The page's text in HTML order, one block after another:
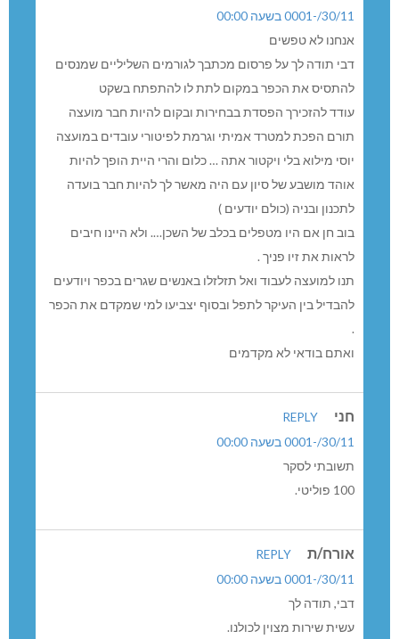
30/11/-0001 בשעה 00:00
אנחנו לא טפשים
דבי תודה לך על פרסום מכתבך לגורמים השליליים שמנסים
להתסיס את הכפר במקום לתת לו להתפתח בשקט
עודד להזכירך הפסדת בבחירות ובקום להיות חבר מועצה
תורם הפכת למטרד אמיתי וגרמת לפיטורי עובדים במועצה
יוסי מילוא בלי ויקטור אתה … כלום והרי היית הופך להיות
אוהד מושבע של סיון עם היה מאשר לך להיות חבר בועדה
לתכנון ובניה (כולם יודעים )
בוב חן אם היו מטפלים בכלב של השכן…. ולא היינו חיבים
לראות את זיו פניך .
תנו למועצה לעבוד ואל תזלזלו באנשים שגרים בכפר ויודעים
להבדיל בין העיקר לתפל ובסוף יצביעו למי שמקדם את הכפר
.
ואתם בודאי לא מקדמים
חני
REPLY
30/11/-0001 בשעה 00:00
תשובתי לסקר
100 פוליטי.
אורח/ת
REPLY
30/11/-0001 בשעה 00:00
דבי, תודה לך
עשית שירות מצוין לכולנו.